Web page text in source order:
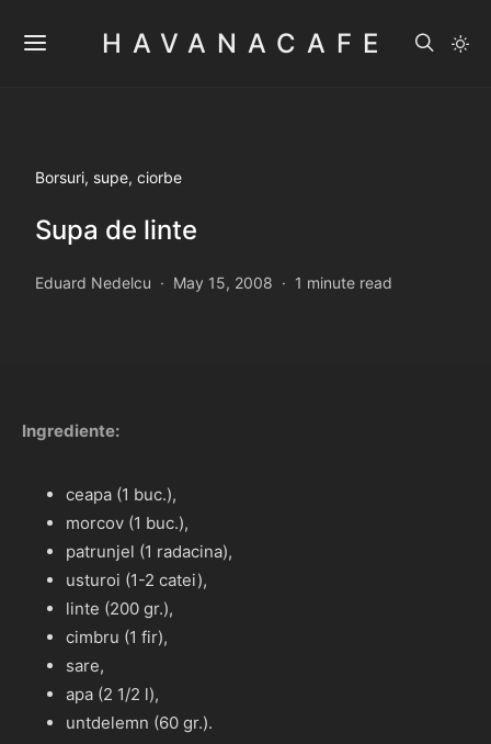
HAVANACAFE
Borsuri, supe, ciorbe
Supa de linte
Eduard Nedelcu May 15, 2008 1 minute read
Ingrediente:
ceapa (1 buc.),
morcov (1 buc.),
patrunjel (1 radacina),
usturoi (1-2 catei),
linte (200 gr.),
cimbru (1 fir),
sare,
apa (2 1/2 l),
untdelemn (60 gr.).